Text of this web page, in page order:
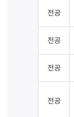
전공
전공
전공
전공